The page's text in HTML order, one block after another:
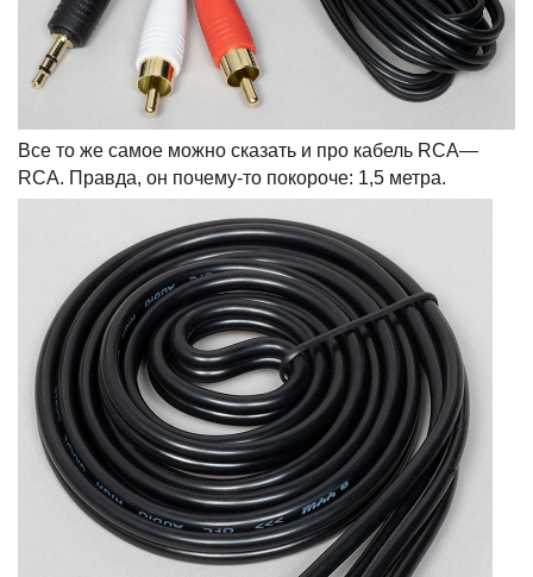
Все то же самое можно сказать и про кабель RCA—
RCA. Правда, он почему-то покороче: 1,5 метра.